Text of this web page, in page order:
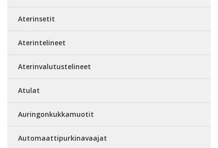
Aterinsetit
Aterintelineet
Aterinvalutustelineet
Atulat
Auringonkukkamuotit
Automaattipurkinavaajat